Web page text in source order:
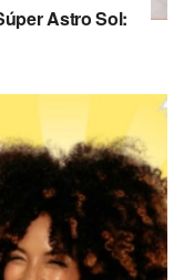
Astro Sol: